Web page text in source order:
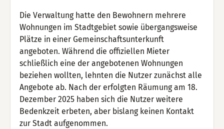
Die Verwaltung hatte den Bewohnern mehrere
Wohnungen im Stadtgebiet sowie übergangsweise
Plätze in einer Gemeinschaftsunterkunft
angeboten. Während die offiziellen Mieter
schließlich eine der angebotenen Wohnungen
beziehen wollten, lehnten die Nutzer zunächst alle
Angebote ab. Nach der erfolgten Räumung am 18.
Dezember 2025 haben sich die Nutzer weitere
Bedenkzeit erbeten, aber bislang keinen Kontakt
zur Stadt aufgenommen.